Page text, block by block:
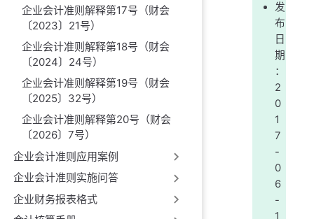
企业会计准则解释第17号（财会
〔2023〕21号）
企业会计准则解释第18号（财会
〔2024〕24号）
企业会计准则解释第19号（财会
〔2025〕32号）
企业会计准则解释第20号（财会
〔2026〕7号）
企业会计准则应用案例
企业会计准则实施问答
企业财务报表格式
发
布
日
期
：
2
0
1
7
-
0
6
-
1